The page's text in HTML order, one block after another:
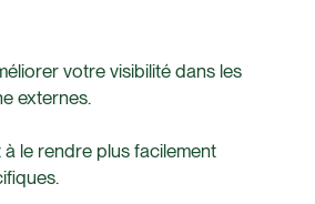
votre visibilité dans les
externes.
le rendre plus facilement